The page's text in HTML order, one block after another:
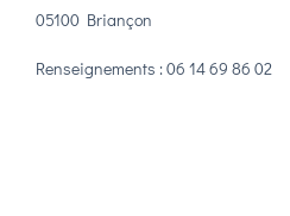
05100 Briançon
Renseignements : 06 14 69 86 02